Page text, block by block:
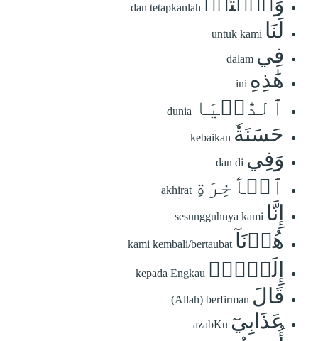
dan tetapkanlah
لَنَا untuk kami
فِي dalam
هَٰذِهِ ini
ٱلدُّنۡيَا dunia
حَسَنَةٗ kebaikan
وَفِي dan di
ٱلۡأٓخِرَةِ akhirat
إِنَّا sesungguhnya kami
هُدۡنَآ kami kembali/bertaubat
إِلَيۡكَۚ kepada Engkau
قَالَ (Allah) berfirman
عَذَابِيٓ azabKu